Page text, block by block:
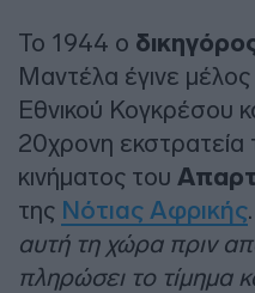
Το 1944 ο
Μαντέλα έγινε
Εθνικού Κογκρέσου
20χρονη εκστρατεία
κινήματος του
της Νότιας Αφρικής
αυτή τη χώρα πριν
πληρώσει το τίμημα